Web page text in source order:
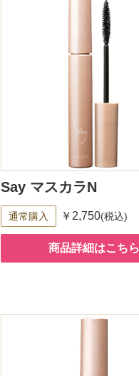
Say マスカラN
通常購入 ￥2,750(税込)
商品詳細はこちら